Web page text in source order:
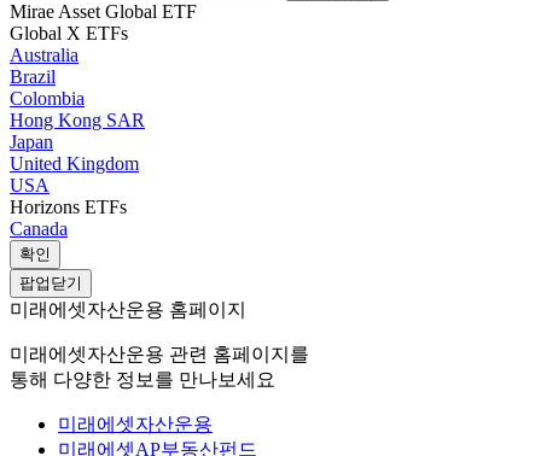
Mirae Asset Global ETF
Global X ETFs
Australia
Brazil
Colombia
Hong Kong SAR
Japan
United Kingdom
USA
Horizons ETFs
Canada
확인
팝업닫기
미래에셋자산운용 홈페이지
미래에셋자산운용 관련 홈페이지를
통해 다양한 정보를 만나보세요
미래에셋자산운용
미래에셋AP부동산펀드